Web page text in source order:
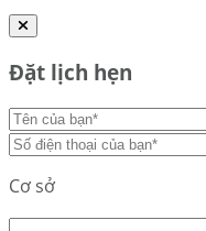
Đặt lịch hẹn
Cơ sở